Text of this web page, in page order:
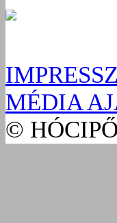
MÉDIA
©